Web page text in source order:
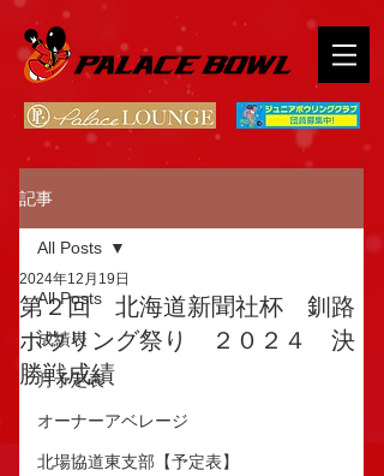
記事
All Posts
成績表
月予定表
オーナーアベレージ
北場協道東支部【予定表】
All Posts
第２回 北海道新聞社杯 釧路
ボウリング祭り ２０２４ 決
勝戦成績
2024年12月19日